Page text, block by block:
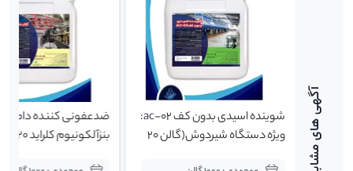
شوینده اسیدی بدون کف ac-02:
ویژه دستگاه شیردوش(گالن 20
ضدعفونی کننده دام: